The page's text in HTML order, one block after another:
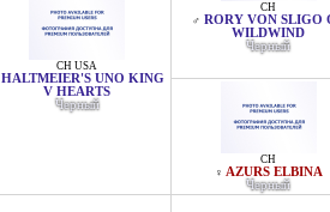
CH USA
HALTMEIER'S UNO KING
V HEARTS
Черный
CH
♂ RORY VON SLIGO
WILDWIND
Черный
CH
♀ AZURS ELBINA
Черный